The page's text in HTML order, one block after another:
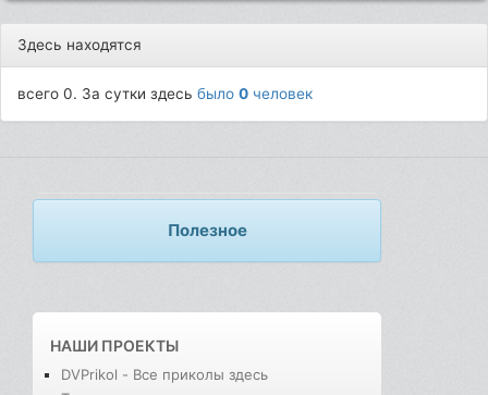
Здесь находятся
всего 0. За сутки здесьбыло0 человек
Полезное
НАШИ ПРОЕКТЫ
DVPrikol - Все приколы здесь